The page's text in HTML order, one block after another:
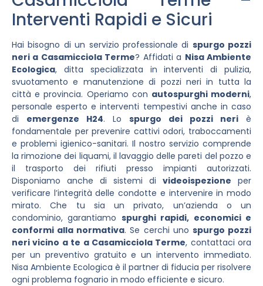
Interventi Rapidi e Sicuri
Hai bisogno di un servizio professionale di spurgo pozzi
neri a Casamicciola Terme? Affidati a Nisa Ambiente
Ecologica, ditta specializzata in interventi di pulizia,
svuotamento e manutenzione di pozzi neri in tutta la
città e provincia. Operiamo con autospurghi moderni,
personale esperto e interventi tempestivi anche in caso
di emergenze H24. Lo spurgo dei pozzi neri è
fondamentale per prevenire cattivi odori, traboccamenti
e problemi igienico-sanitari. Il nostro servizio comprende
la rimozione dei liquami, il lavaggio delle pareti del pozzo e
il trasporto dei rifiuti presso impianti autorizzati.
Disponiamo anche di sistemi di videoispezione per
verificare l’integrità delle condotte e intervenire in modo
mirato. Che tu sia un privato, un’azienda o un
condominio, garantiamo spurghi rapidi, economici e
conformi alla normativa. Se cerchi uno spurgo pozzi
neri vicino a te a Casamicciola Terme, contattaci ora
per un preventivo gratuito e un intervento immediato.
Nisa Ambiente Ecologica è il partner di fiducia per risolvere
ogni problema fognario in modo efficiente e sicuro.